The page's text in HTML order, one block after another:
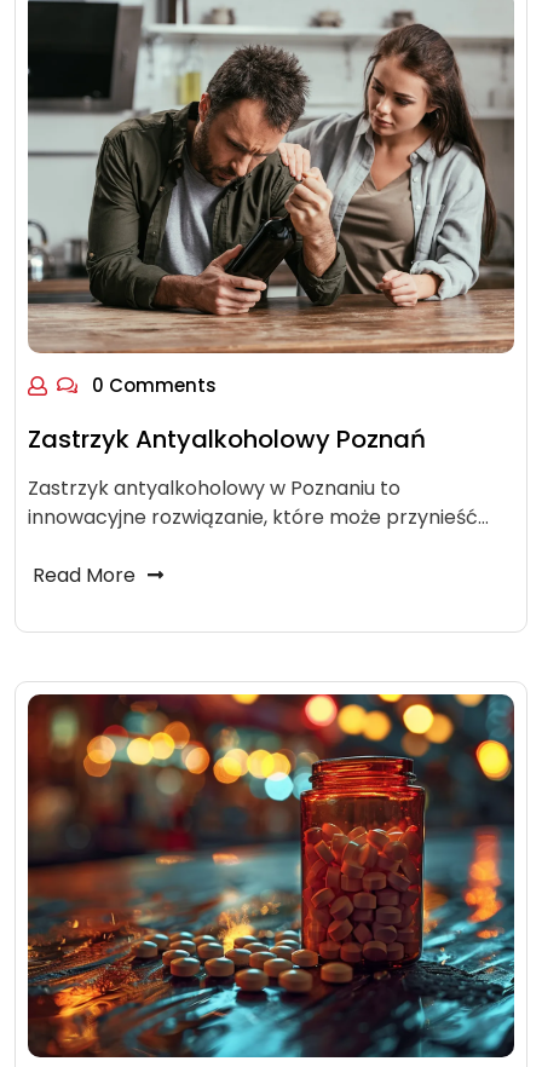
0 Comments
Zastrzyk Antyalkoholowy Poznań
Zastrzyk antyalkoholowy w Poznaniu to
innowacyjne rozwiązanie, które może przynieść…
Read More